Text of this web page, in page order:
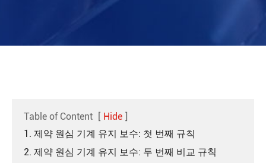
Table of Content [ Hide ]
1. 제약 원심 기계 유지 보수: 첫 번째 규칙
2. 제약 원심 기계 유지 보수: 두 번째 비교 규칙